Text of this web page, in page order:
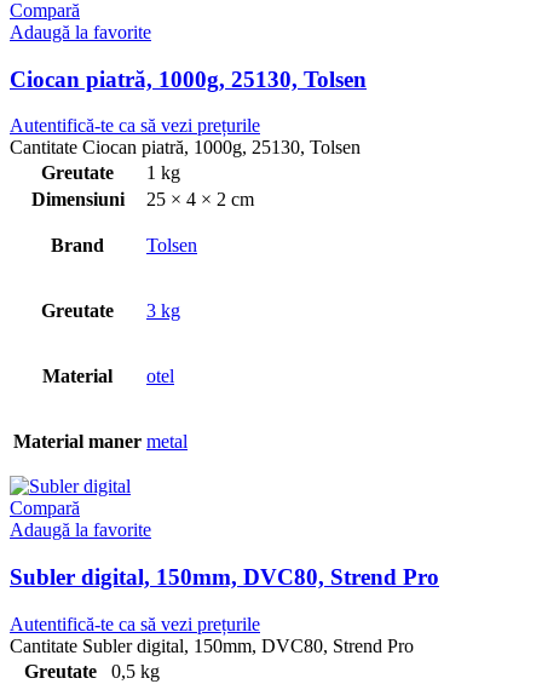
Compară
Adaugă la favorite
Ciocan piatră, 1000g, 25130, Tolsen
Autentifică-te ca să vezi prețurile
Cantitate Ciocan piatră, 1000g, 25130, Tolsen
Greutate
1 kg
Dimensiuni
25 × 4 × 2 cm
Brand Tolsen
Greutate 3 kg
Material otel
Material maner metal
Compară
Adaugă la favorite
Subler digital, 150mm, DVC80, Strend Pro
Autentifică-te ca să vezi prețurile
Cantitate Subler digital, 150mm, DVC80, Strend Pro
Greutate
0,5 kg